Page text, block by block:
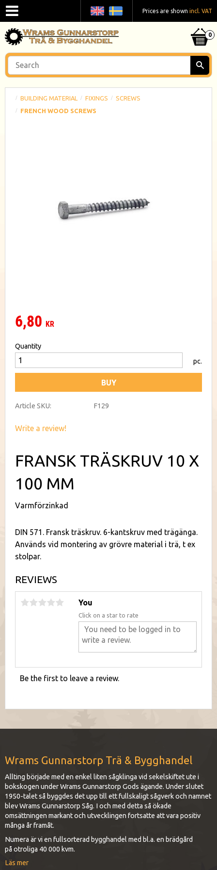
Prices are shown incl. VAT
BUILDING MATERIAL FIXINGS
SCREWS
FRENCH WOOD SCREWS
6,80 KR
Quantity
pc.
BUY
Article SKU F129
Write a review!
FRANSK TRÄSKRUV 10 X
100 MM
Varmförzinkad
DIN 571. Fransk träskruv. 6-kantskruv med trägänga.
Används vid montering av grövre material i trä, t ex
stolpar.
REVIEWS
You
Click on a star to rate
Be the first to leave a review.
Wrams Gunnarstorp Trä & Bygghandel
Allting började med en enkel liten sågklinga vid sekelskiftet ute i
bokskogen under Wrams Gunnarstorp Gods ägande. Under slutet
1950-talet så byggdes det upp till ett fullskaligt sågverk och namnet
blev Wrams Gunnarstorp Såg. I och med detta så ökade
omsättningen markant och utvecklingen fortsatte att vara positiv
många år framåt.
Numera är vi en fullsorterad bygghandel med bl.a. en brädgård
på otroliga 40 000 kvm.
Läs mer